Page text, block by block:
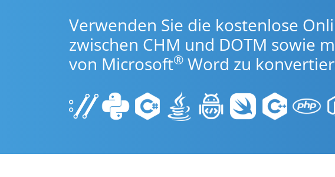
Verwenden Sie die kostenlose
zwischen CHM und DOTM sowie
von Microsoft® Word zu